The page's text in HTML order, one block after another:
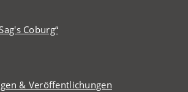
Coburg“
& Veröffentlichungen